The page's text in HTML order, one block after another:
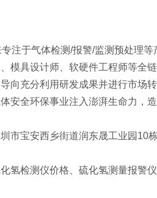
注于气体检测/报警/监测预处理
模具设计师、软硬件工程师等全
向充分利用研发成果并进行市场
安全环保事业注入澎湃生命力，
市宝安西乡街道润东晟工业园10
氢检测仪价格、硫化氢测量报警仪